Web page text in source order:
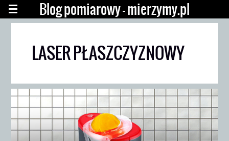
Blog pomiarowy - mierzymy.pl
LASER PŁASZCZYZNOWY